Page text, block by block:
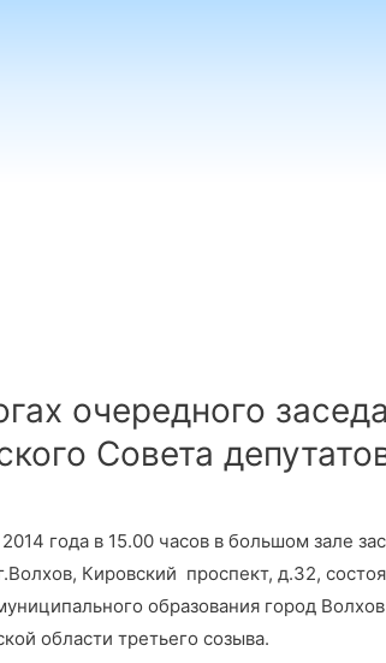
очередного
Совета
года в 15.00 часов в большом зале
Кировский проспект, д.32,
образования город
области третьего созыва.